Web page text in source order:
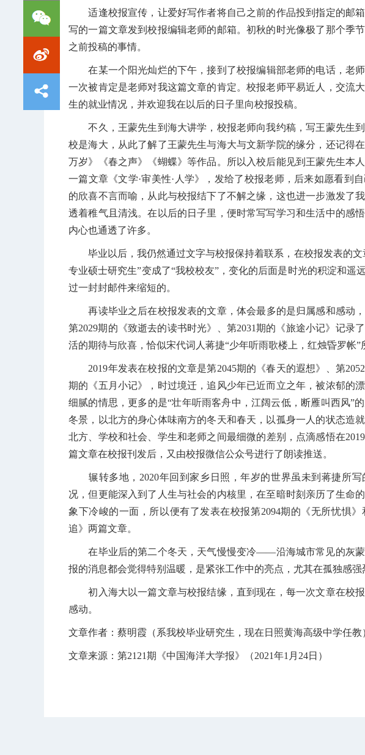
适逢校报宣传，让爱好写作者将自己之前的作品投到指定的邮
写的一篇文章发到校报编辑老师的邮箱。初秋的时光像极了那个季
之前投稿的事情。
在某一个阳光灿烂的下午，接到了校报编辑部老师的电话，老
一次被肯定是老师对我这篇文章的肯定。校报老师平易近人，交流
生的就业情况，并欢迎我在以后的日子里向校报投稿。
不久，王蒙先生到海大讲学，校报老师向我约稿，写王蒙先生到
校是海大，从此了解了王蒙先生与海大与文新学院的缘分，还记得
万岁》《春之声》《蝴蝶》等作品。所以入校后能见到王蒙先生本
一篇文章《文学·审美性·人学》，发给了校报老师，后来如愿看到
的欣喜不言而喻，从此与校报结下了不解之缘，这也进一步激发了
透着稚气且清浅。在以后的日子里，便时常写写学习和生活中的感
内心也通透了许多。
毕业以后，我仍然通过文字与校报保持着联系，在校报发表的文
专业硕士研究生”变成了“我校校友”，变化的后面是时光的积淀和遥
过一封封邮件来缩短的。
再读毕业之后在校报发表的文章，体会最多的是归属感和感动，
第2029期的《致逝去的读书时光》、第2031期的《旅途小记》记录
活的期待与欣喜，恰似宋代词人蒋捷“少年听雨歌楼上，红烛昏罗帐”
2019年发表在校报的文章是第2045期的《春天的遐想》、第
期的《五月小记》，时过境迁，追风少年已近而立之年，被浓郁的
细腻的情思，更多的是“壮年听雨客舟中，江阔云低，断雁叫西风”
冬景，以北方的身心体味南方的冬天和春天，以孤身一人的状态造
北方、学校和社会、学生和老师之间最细微的差别，点滴感悟在
篇文章在校报刊发后，又由校报微信公众号进行了朗读推送。
辗转多地，2020年回到家乡日照，年岁的世界虽未到蒋捷所写
况，但更能深入到了人生与社会的内核里，在至暗时刻亲历了生命
象下冷峻的一面，所以便有了发表在校报第2094期的《无所忧惧
追》两篇文章。
在毕业后的第二个冬天，天气慢慢变冷——沿海城市常见的灰蒙
报的消息都会觉得特别温暖，是紧张工作中的亮点，尤其在孤独感强
初入海大以一篇文章与校报结缘，直到现在，每一次文章在校报
感动。
文章作者：蔡明霞（系我校毕业研究生，现在日照黄海高级中学任教
文章来源：第2121期《中国海洋大学报》（2021年1月24日）